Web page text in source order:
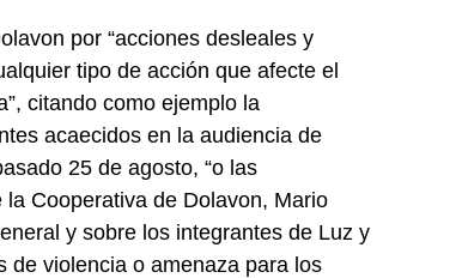
por “acciones desleales y
tipo de acción que afecte el
citando como ejemplo la
acaecidos en la audiencia de
25 de agosto, “o las
Cooperativa de Dolavon, Mario
y sobre los integrantes de Luz y
de violencia o amenaza para los